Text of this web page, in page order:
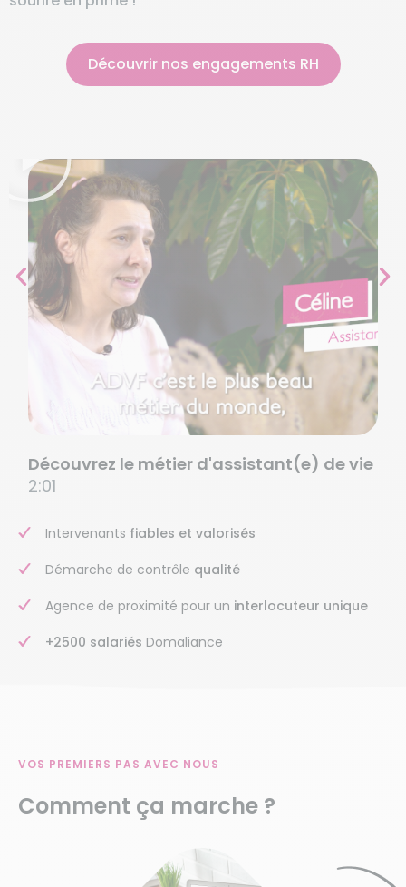
Découvrir nos engagements RH
Découvrez le métier d'assistant(e) de vie
2:01
Intervenants fiables et valorisés
Démarche de contrôle qualité
Agence de proximité pour un interlocuteur unique
+2500 salariés Domaliance
VOS PREMIERS PAS AVEC NOUS
Comment ça marche ?